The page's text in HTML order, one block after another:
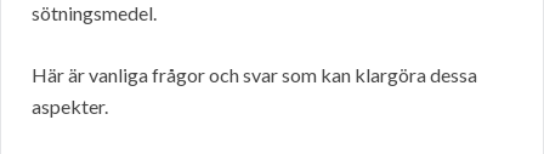
sötningsmedel.
Här är vanliga frågor och svar som kan klargöra dessa
aspekter.